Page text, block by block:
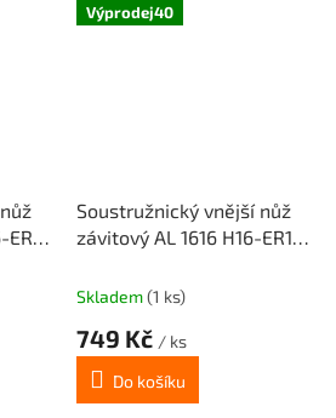
Výprodej40
Soustružnický vnější nůž
závitový AL 1616 H16-ER16
Skladem(1 ks)
749 Kč / ks
Do košíku